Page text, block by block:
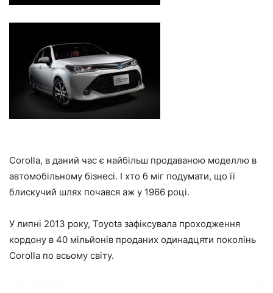
Corolla, в даний час є найбільш продаваною моделлю в
автомобільному бізнесі. І хто б міг подумати, що її
блискучий шлях почався аж у 1966 році.
У липні 2013 року, Toyota зафіксувала проходження
кордону в 40 мільйонів проданих одинадцяти поколінь
Corolla по всьому світу.